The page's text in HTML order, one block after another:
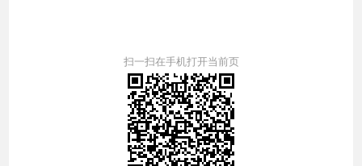
扫一扫在手机打开当前页